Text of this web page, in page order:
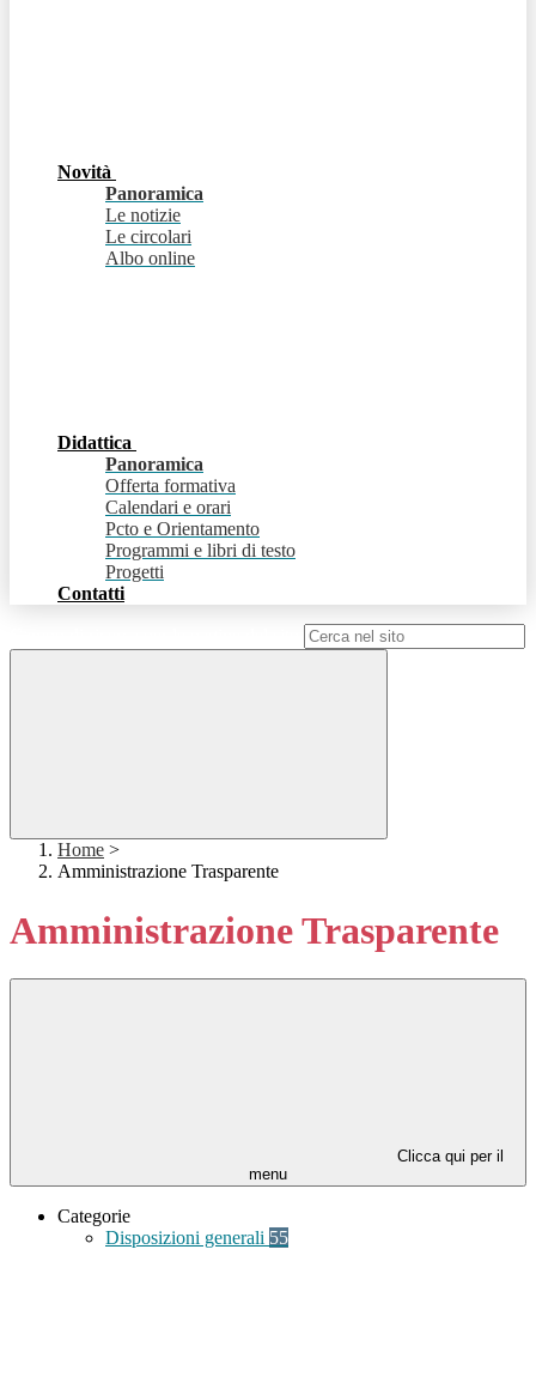
Novità
Panoramica
Le notizie
Le circolari
Albo online
Didattica
Panoramica
Offerta formativa
Calendari e orari
Pcto e Orientamento
Programmi e libri di testo
Progetti
Contatti
Home >
Amministrazione Trasparente
Amministrazione Trasparente
Clicca qui per il
menu
Categorie
Disposizioni generali 55